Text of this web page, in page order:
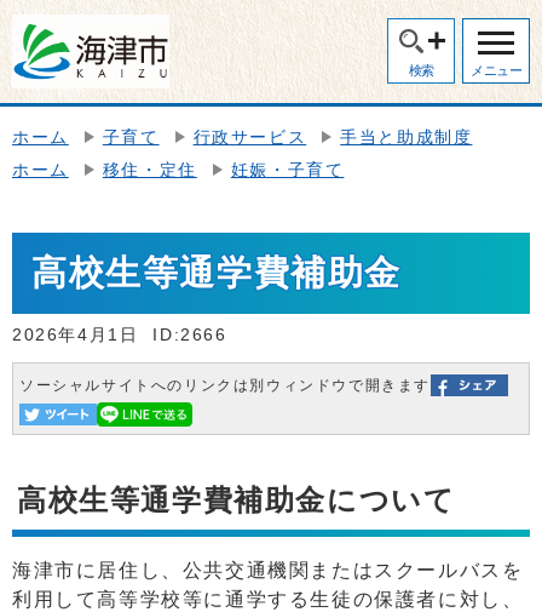
検索 メニュー
ホーム 子育て 行政サービス
手当と助成制度
ホーム
移住・定住 妊娠・子育て
高校生等通学費補助金
2026年4月1日 ID:2666
ソーシャルサイトへのリンクは別ウィンドウで開きます
高校生等通学費補助金について
海津市に居住し、公共交通機関またはスクールバスを
利用して高等学校等に通学する生徒の保護者に対し、